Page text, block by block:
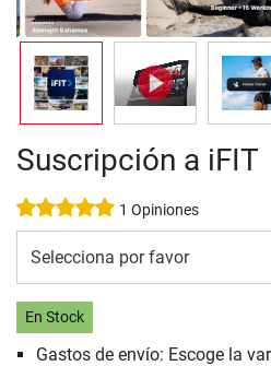
Suscripción a iFIT
1 Opiniones
Selecciona por favor
En Stock
Gastos de envío: Escoge la